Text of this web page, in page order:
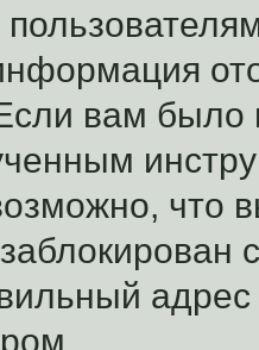
вам
что
адрес